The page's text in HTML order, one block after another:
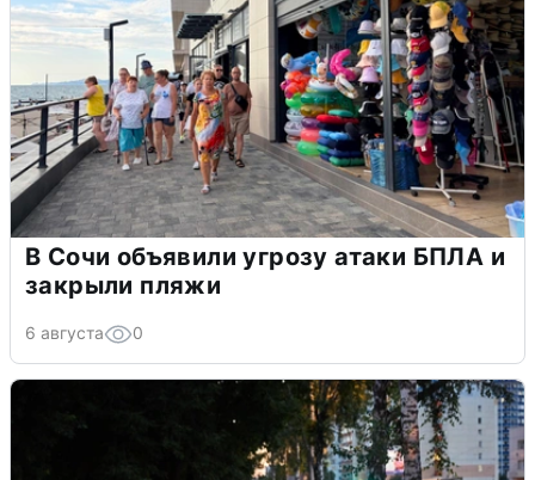
В Сочи объявили угрозу атаки БПЛА и
закрыли пляжи
6 августа 0